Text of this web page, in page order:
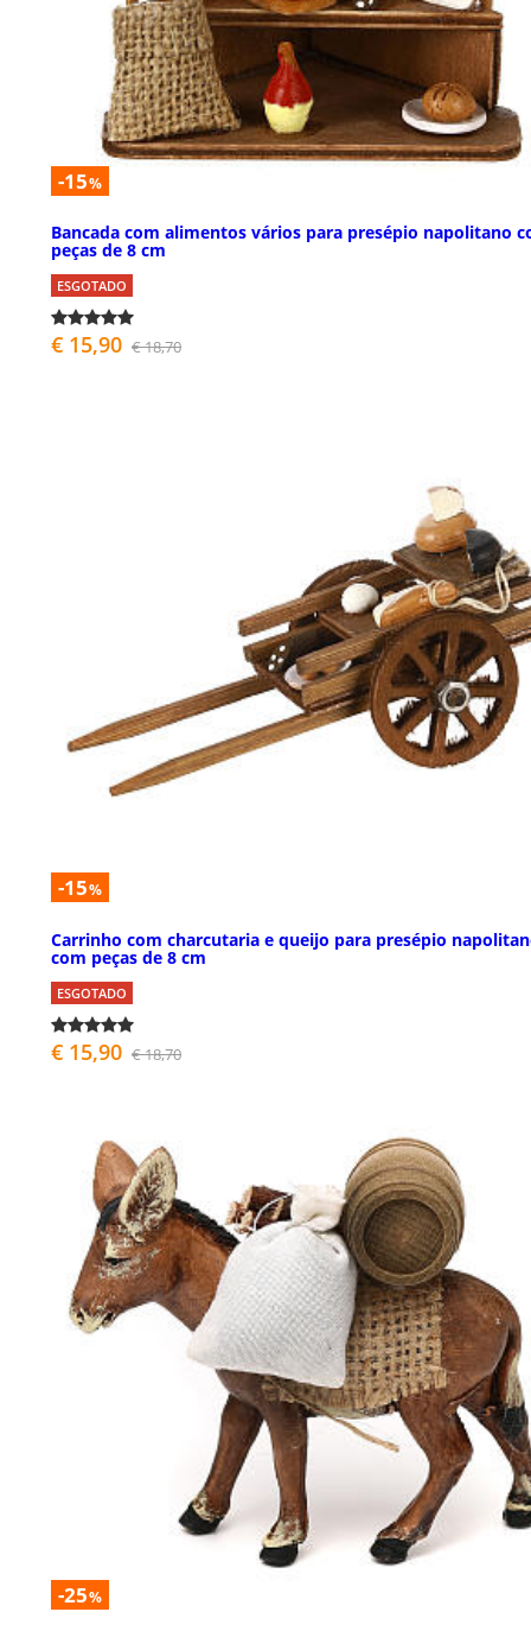
-15%
Bancada com alimentos vários para presépio napolitano
peças de 8 cm
ESGOTADO
€ 15,90 € 18,70
-15%
Carrinho com charcutaria e queijo para presépio
com peças de 8 cm
ESGOTADO
€ 15,90 € 18,70
-25%